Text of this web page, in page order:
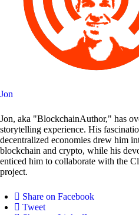
Jon
Jon, aka "BlockchainAuthor," has
storytelling experience. His
decentralized economies drew him
blockchain and crypto, while his
enticed him to collaborate with the
project.
Share on Facebook
Tweet